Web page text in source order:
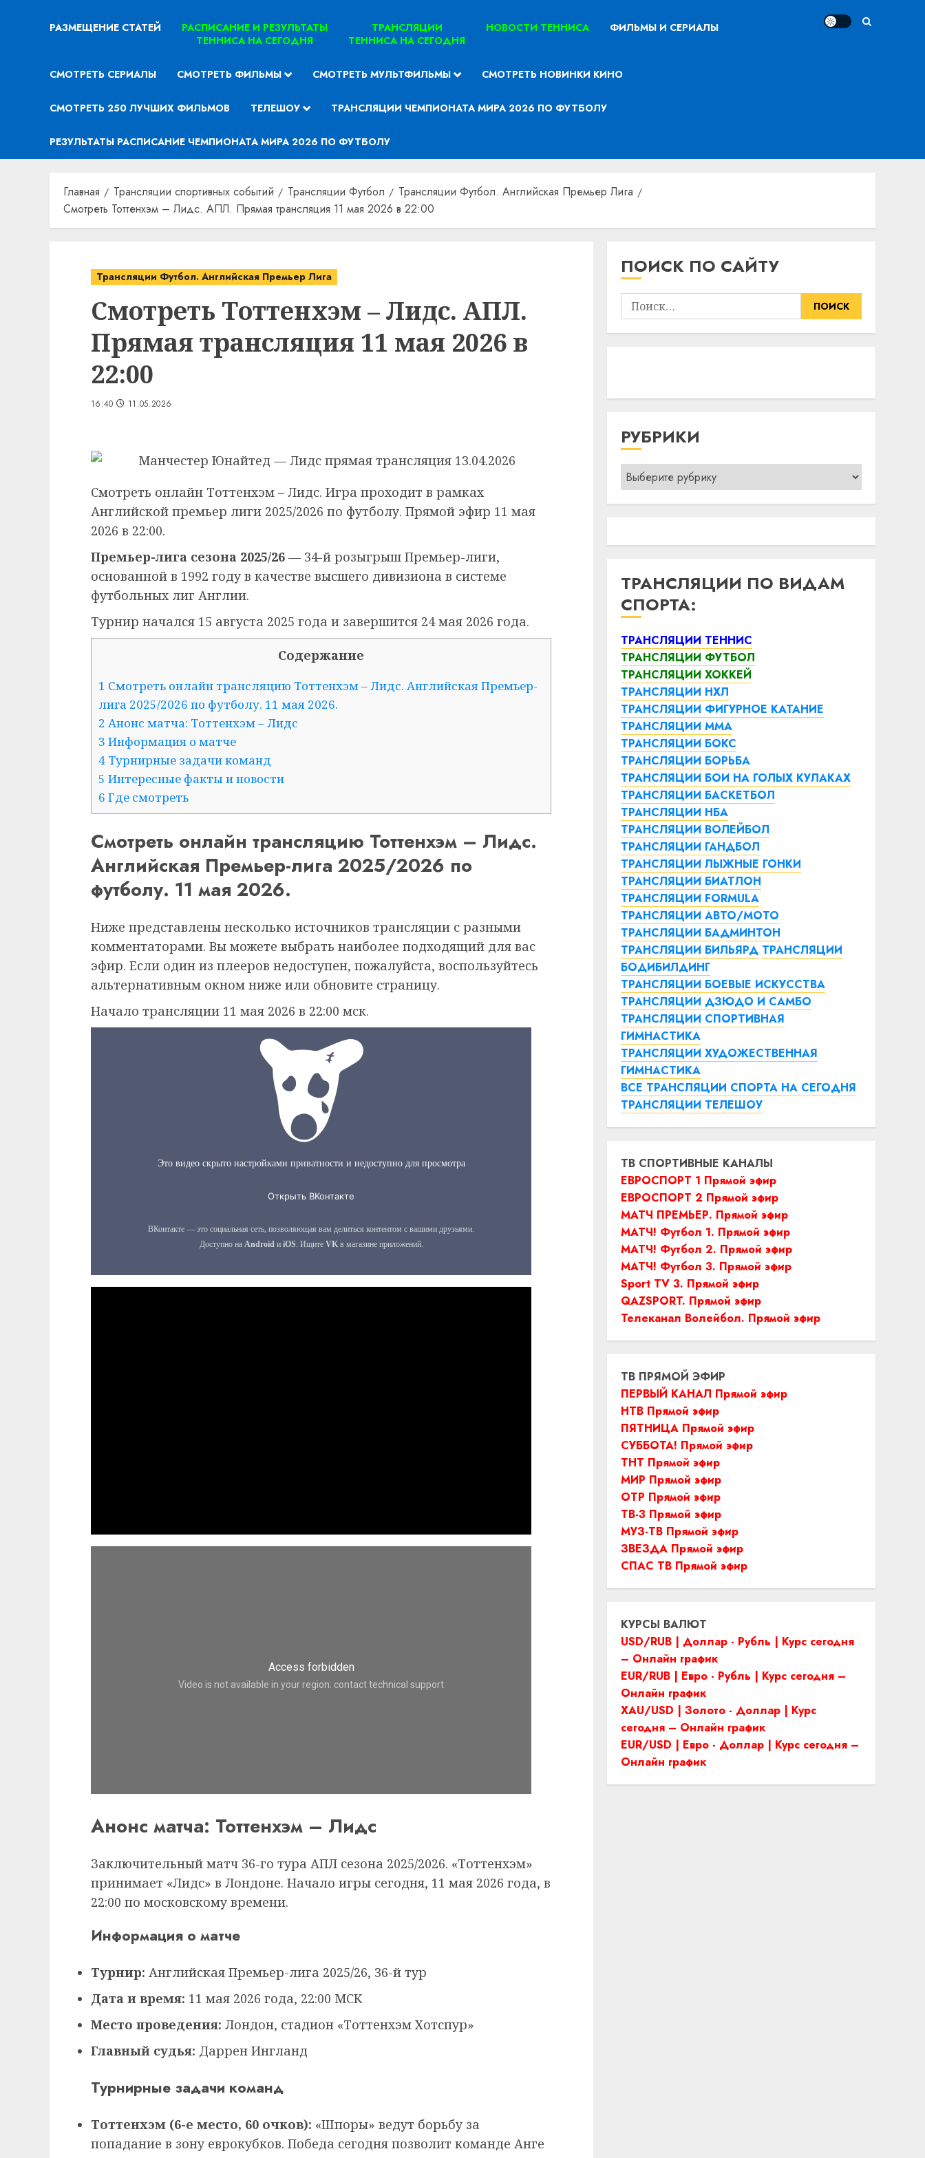
РАЗМЕЩЕНИЕ СТАТЕЙ
РАСПИСАНИЕ И РЕЗУЛЬТАТЫ
ТЕННИСА НА СЕГОДНЯ
ТРАНСЛЯЦИИ
ТЕННИСА НА СЕГОДНЯ
НОВОСТИ ТЕННИСА ФИЛЬМЫ И СЕРИАЛЫ
СМОТРЕТЬ СЕРИАЛЫ СМОТРЕТЬ ФИЛЬМЫ СМОТРЕТЬ МУЛЬТФИЛЬМЫ СМОТРЕТЬ НОВИНКИ КИНО
СМОТРЕТЬ 250 ЛУЧШИХ ФИЛЬМОВ ТЕЛЕШОУ ТРАНСЛЯЦИИ ЧЕМПИОНАТА МИРА 2026 ПО ФУТБОЛУ
РЕЗУЛЬТАТЫ РАСПИСАНИЕ ЧЕМПИОНАТА МИРА 2026 ПО ФУТБОЛУ
Главная Трансляции спортивных событий Трансляции Футбол
Трансляции Футбол. Английская Премьер Лига
Смотреть Тоттенхэм – Лидс. АПЛ. Прямая трансляция 11 мая 2026 в 22:00
Трансляции Футбол. Английская Премьер Лига
Смотреть Тоттенхэм – Лидс. АПЛ.
Прямая трансляция 11 мая 2026 в
22:00
16:40 11.05.2026
Смотреть онлайн Тоттенхэм – Лидс. Игра проходит в рамках
Английской премьер лиги 2025/2026 по футболу. Прямой эфир 11 мая
2026 в 22:00.
Премьер-лига сезона 2025/26 — 34-й розыгрыш Премьер-лиги,
основанной в 1992 году в качестве высшего дивизиона в системе
футбольных лиг Англии.
Турнир начался 15 августа 2025 года и завершится 24 мая 2026 года.
Содержание
1 Смотреть онлайн трансляцию Тоттенхэм – Лидс. Английская Премьер-
лига 2025/2026 по футболу. 11 мая 2026.
2 Анонс матча: Тоттенхэм – Лидс
3 Информация о матче
4 Турнирные задачи команд
5 Интересные факты и новости
6 Где смотреть
Смотреть онлайн трансляцию Тоттенхэм – Лидс.
Английская Премьер-лига 2025/2026 по
футболу. 11 мая 2026.
Ниже представлены несколько источников трансляции с разными
комментаторами. Вы можете выбрать наиболее подходящий для вас
эфир. Если один из плееров недоступен, пожалуйста, воспользуйтесь
альтернативным окном ниже или обновите страницу.
Начало трансляции 11 мая 2026 в 22:00 мск.
Анонс матча: Тоттенхэм – Лидс
Заключительный матч 36-го тура АПЛ сезона 2025/2026. «Тоттенхэм»
принимает «Лидс» в Лондоне. Начало игры сегодня, 11 мая 2026 года, в
22:00 по московскому времени.
Информация о матче
Турнир: Английская Премьер-лига 2025/26, 36-й тур
Дата и время: 11 мая 2026 года, 22:00 МСК
Место проведения: Лондон, стадион «Тоттенхэм Хотспур»
Главный судья: Даррен Ингланд
Турнирные задачи команд
Тоттенхэм (6-е место, 60 очков): «Шпоры» ведут борьбу за
попадание в зону еврокубков. Победа сегодня позволит команде Анге
ПОИСК ПО САЙТУ
Найти:
РУБРИКИ
Рубрики
ТРАНСЛЯЦИИ ПО ВИДАМ
СПОРТА:
ТРАНСЛЯЦИИ ТЕННИС
ТРАНСЛЯЦИИ ФУТБОЛ
ТРАНСЛЯЦИИ ХОККЕЙ
ТРАНСЛЯЦИИ НХЛ
ТРАНСЛЯЦИИ ФИГУРНОЕ КАТАНИЕ
ТРАНСЛЯЦИИ ММА
ТРАНСЛЯЦИИ БОКС
ТРАНСЛЯЦИИ БОРЬБА
ТРАНСЛЯЦИИ БОИ НА ГОЛЫХ КУЛАКАХ
ТРАНСЛЯЦИИ БАСКЕТБОЛ
ТРАНСЛЯЦИИ НБА
ТРАНСЛЯЦИИ ВОЛЕЙБОЛ
ТРАНСЛЯЦИИ ГАНДБОЛ
ТРАНСЛЯЦИИ ЛЫЖНЫЕ ГОНКИ
ТРАНСЛЯЦИИ БИАТЛОН
ТРАНСЛЯЦИИ FORMULA
ТРАНСЛЯЦИИ АВТО/МОТО
ТРАНСЛЯЦИИ БАДМИНТОН
ТРАНСЛЯЦИИ БИЛЬЯРД ТРАНСЛЯЦИИ
БОДИБИЛДИНГ
ТРАНСЛЯЦИИ БОЕВЫЕ ИСКУССТВА
ТРАНСЛЯЦИИ ДЗЮДО И САМБО
ТРАНСЛЯЦИИ СПОРТИВНАЯ
ГИМНАСТИКА
ТРАНСЛЯЦИИ ХУДОЖЕСТВЕННАЯ
ГИМНАСТИКА
ВСЕ ТРАНСЛЯЦИИ СПОРТА НА СЕГОДНЯ
ТРАНСЛЯЦИИ ТЕЛЕШОУ
ТВ СПОРТИВНЫЕ КАНАЛЫ
ЕВРОСПОРТ 1 Прямой эфир
ЕВРОСПОРТ 2 Прямой эфир
МАТЧ ПРЕМЬЕР. Прямой эфир
МАТЧ! Футбол 1. Прямой эфир
МАТЧ! Футбол 2. Прямой эфир
МАТЧ! Футбол 3. Прямой эфир
Sport TV 3. Прямой эфир
QAZSPORT. Прямой эфир
Телеканал Волейбол. Прямой эфир
ТВ ПРЯМОЙ ЭФИР
ПЕРВЫЙ КАНАЛ Прямой эфир
НТВ Прямой эфир
ПЯТНИЦА Прямой эфир
СУББОТА! Прямой эфир
ТНТ Прямой эфир
МИР Прямой эфир
ОТР Прямой эфир
ТВ-3 Прямой эфир
МУЗ-ТВ Прямой эфир
ЗВЕЗДА Прямой эфир
СПАС ТВ Прямой эфир
КУРСЫ ВАЛЮТ
USD/RUB | Доллар - Рубль | Курс сегодня
– Онлайн график
EUR/RUB | Евро - Рубль | Курс сегодня –
Онлайн график
XAU/USD | Золото - Доллар | Курс
сегодня – Онлайн график
EUR/USD | Евро - Доллар | Курс сегодня –
Онлайн график